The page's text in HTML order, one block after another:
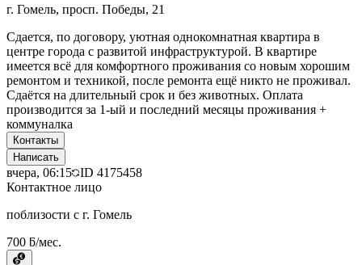
г. Гомель, просп. Победы, 21
Сдается, по договору, уютная однокомнатная квартира в
центре города с развитой инфраструктурой. В квартире
имеется всё для комфортного проживания со новым хорошим
ремонтом и техникой, после ремонта ещё никто не проживал.
Сдаётся на длительный срок и без животных. Оплата
производится за 1-ый и последний месяцы проживания +
коммуналка
Контакты
Написать
вчера, 06:15 ID 4175458
Контактное лицо
поблизости с г. Гомель
700 ƃ/мес.